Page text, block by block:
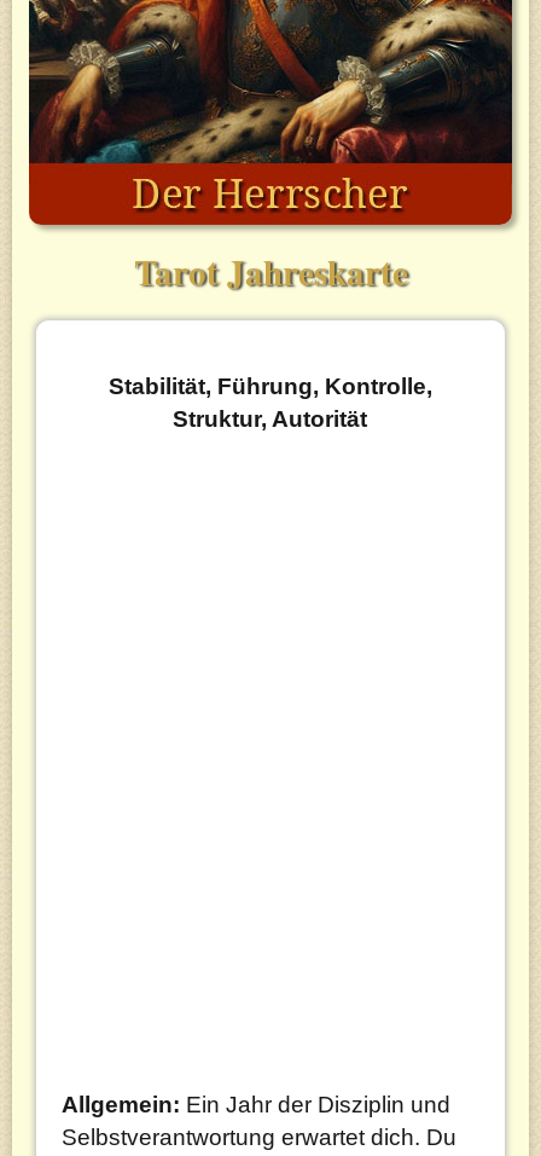
Tarot Jahreskarte
Stabilität, Führung, Kontrolle,
Struktur, Autorität
Allgemein: Ein Jahr der Disziplin und
Selbstverantwortung erwartet dich. Du